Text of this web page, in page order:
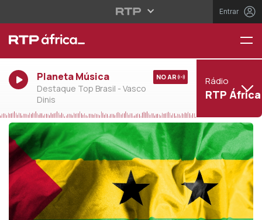
Entrar
Planeta Música
Destaque Top Brasil - Vasco
Dinis
NO AR Rádio
RTP África